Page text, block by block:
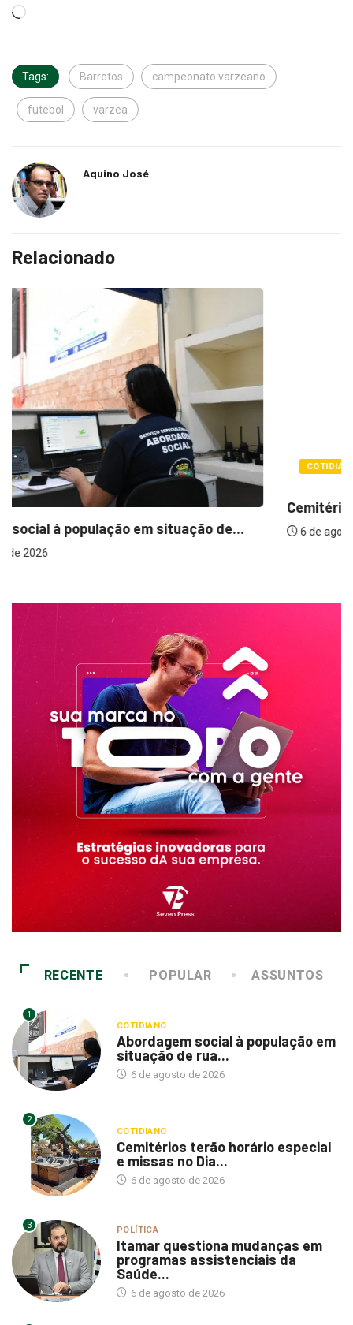
Tags: Barretos campeonato varzeano
futebol varzea
Aquino José
Relacionado
COTIDIANO
Cemitérios terão horário especial e missas no...
6 de agosto de 2026
RECENTE POPULAR ASSUNTOS
1
COTIDIANO
Abordagem social à população em
situação de rua...
6 de agosto de 2026
2
COTIDIANO
Cemitérios terão horário especial
e missas no Dia...
6 de agosto de 2026
3 POLÍTICA
Itamar questiona mudanças em
programas assistenciais da
Saúde...
6 de agosto de 2026